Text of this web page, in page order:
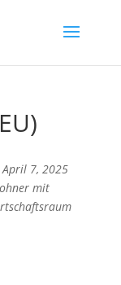
April 7, 2025
mit